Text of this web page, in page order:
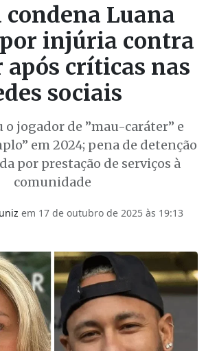
condena Luana
injúria contra
após críticas nas
sociais
jogador de ”mau-caráter” e
em 2024; pena de detenção
por prestação de serviços à
comunidade
em 17 de outubro de 2025 às 19:13